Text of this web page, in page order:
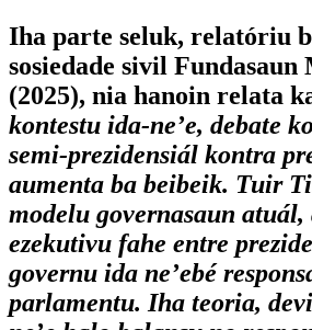
Iha parte seluk, relatóriu
sosiedade sivil
(2025), nia hanoin relata
kontestu ida-ne’e, debate
semi-prezidensiál kontra
aumenta ba beibeik. Tuir
modelu governasaun
ezekutivu fahe entre
governu ida ne’ebé
parlamentu. Iha teoria,